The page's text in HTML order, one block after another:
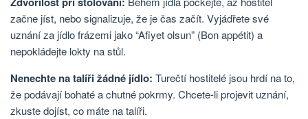
začne jíst, nebo signalizuje, že je čas začít. Vyjádřete své
uznání za jídlo frázemi jako “Afiyet olsun” (Bon appétit) a
nepokládejte lokty na stůl.
Nenechte na talíři žádné jídlo: Turečtí hostitelé jsou hrdí na to,
že podávají bohaté a chutné pokrmy. Chcete-li projevit uznání,
zkuste dojíst, co máte na talíři.